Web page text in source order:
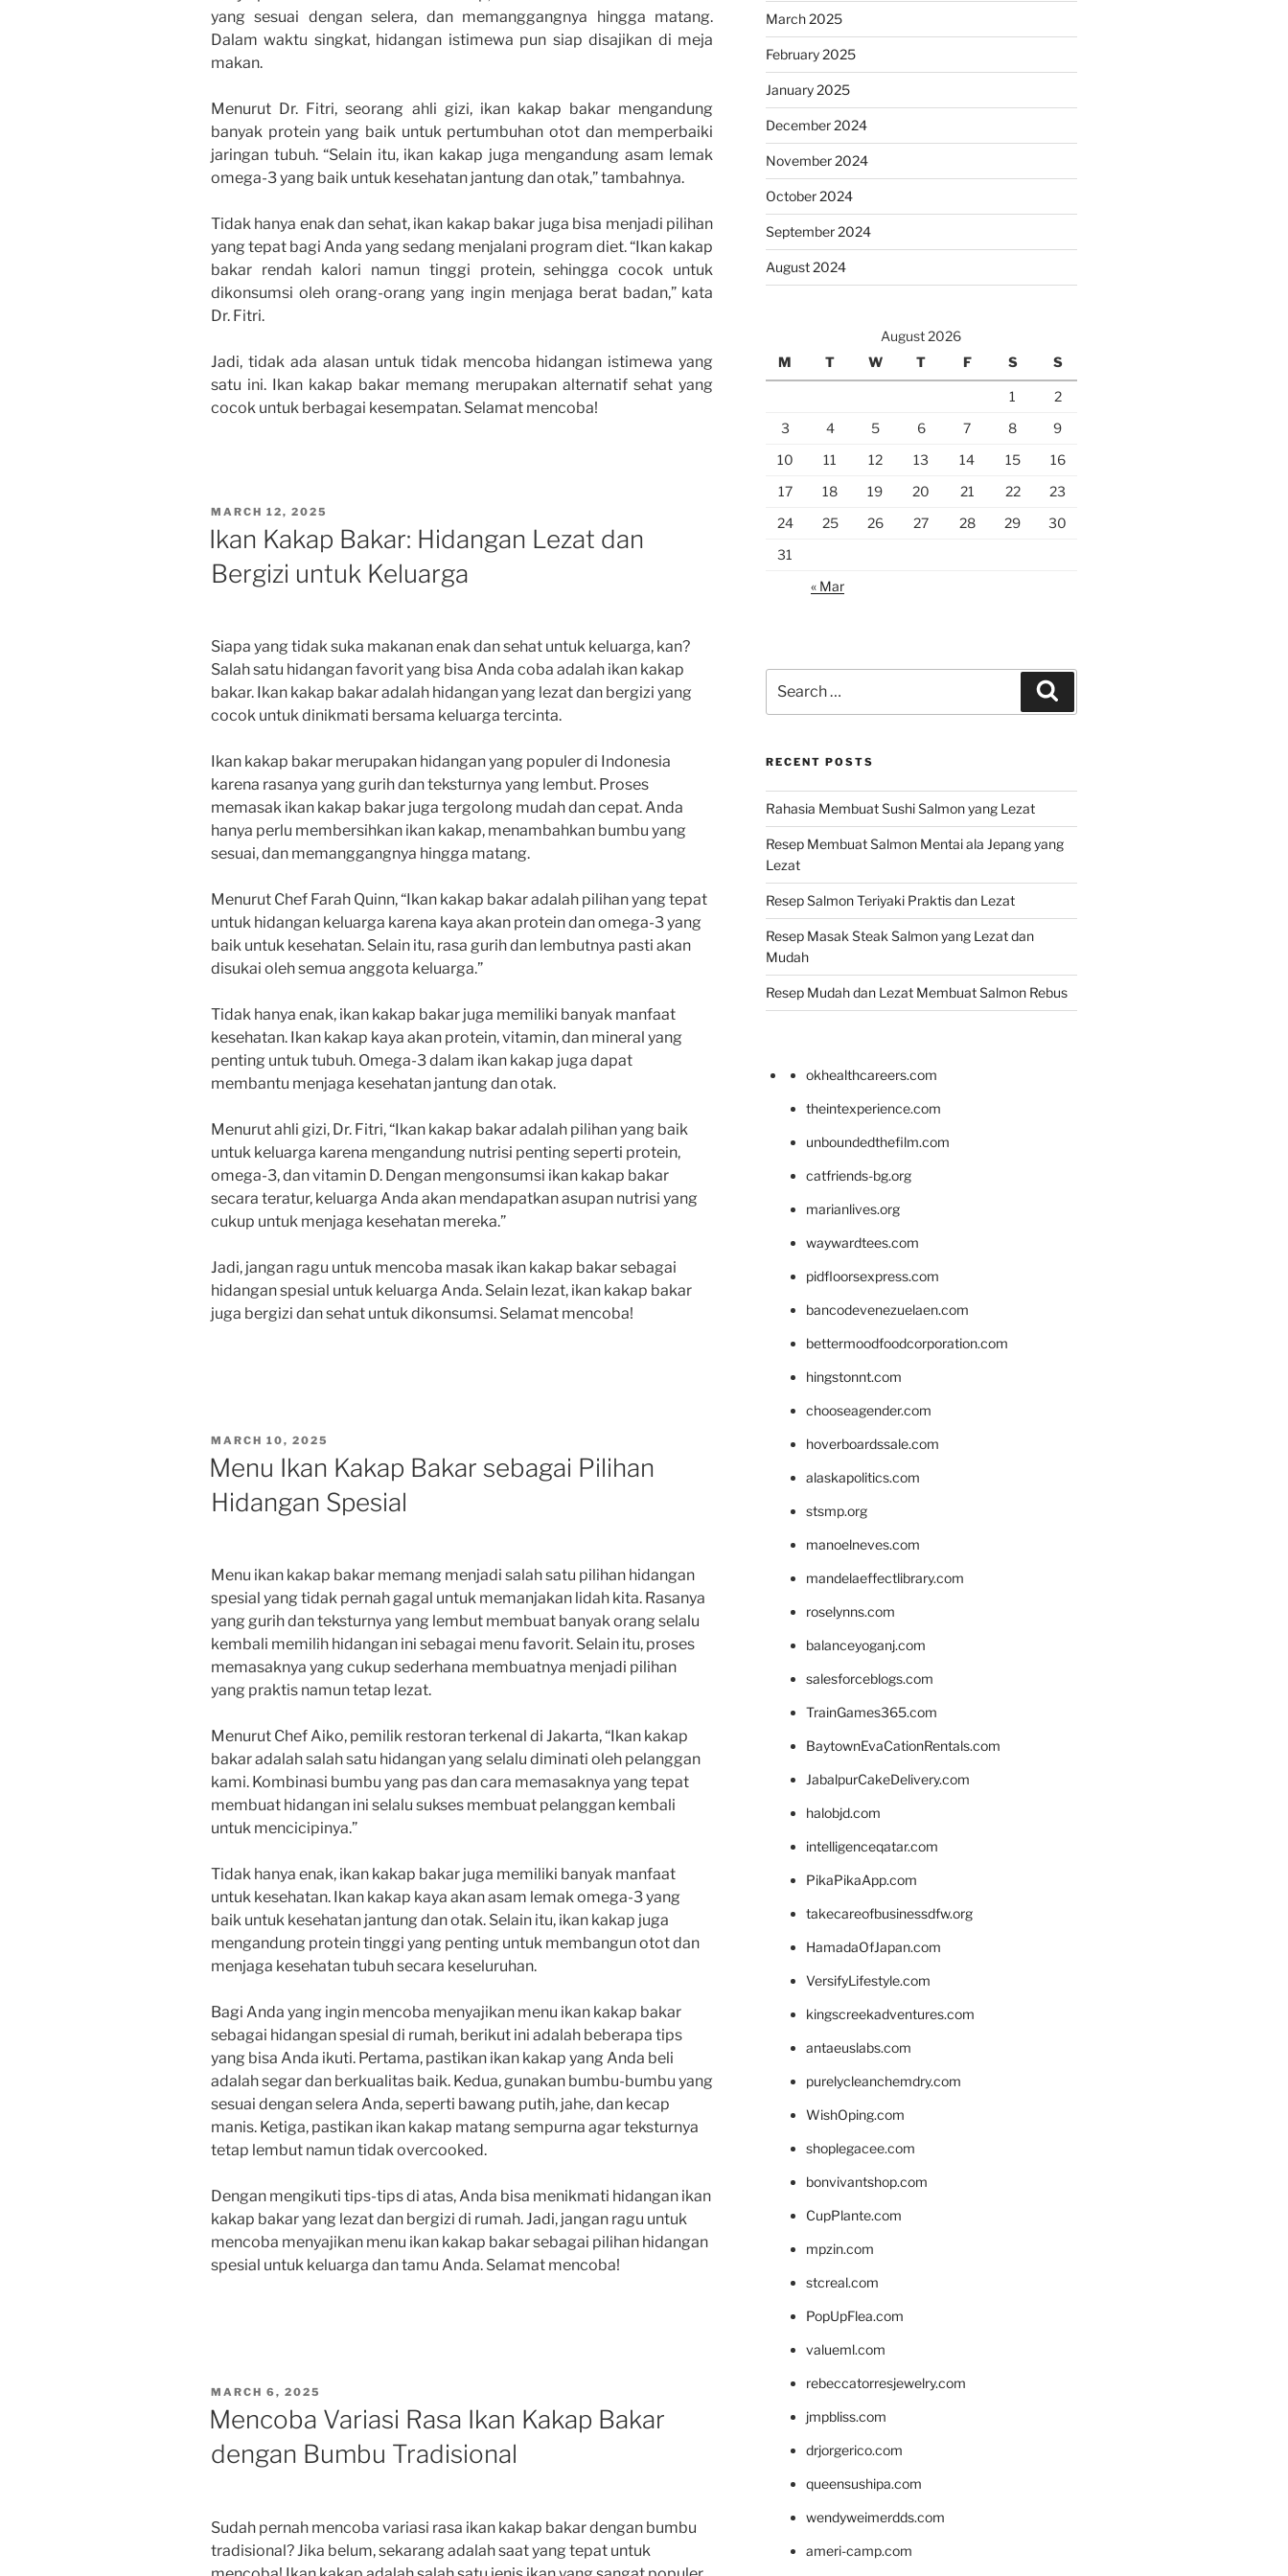
yang sesuai dengan selera, dan memanggangnya hingga matang.
Dalam waktu singkat, hidangan istimewa pun siap disajikan di meja
makan.
Menurut Dr. Fitri, seorang ahli gizi, ikan kakap bakar mengandung
banyak protein yang baik untuk pertumbuhan otot dan memperbaiki
jaringan tubuh. “Selain itu, ikan kakap juga mengandung asam lemak
omega-3 yang baik untuk kesehatan jantung dan otak,” tambahnya.
Tidak hanya enak dan sehat, ikan kakap bakar juga bisa menjadi pilihan
yang tepat bagi Anda yang sedang menjalani program diet. “Ikan kakap
bakar rendah kalori namun tinggi protein, sehingga cocok untuk
dikonsumsi oleh orang-orang yang ingin menjaga berat badan,” kata
Dr. Fitri.
Jadi, tidak ada alasan untuk tidak mencoba hidangan istimewa yang
satu ini. Ikan kakap bakar memang merupakan alternatif sehat yang
cocok untuk berbagai kesempatan. Selamat mencoba!
POSTED
MARCH 12, 2025
Ikan Kakap Bakar: Hidangan Lezat dan
Bergizi untuk Keluarga
Siapa yang tidak suka makanan enak dan sehat untuk keluarga, kan?
Salah satu hidangan favorit yang bisa Anda coba adalah ikan kakap
bakar. Ikan kakap bakar adalah hidangan yang lezat dan bergizi yang
cocok untuk dinikmati bersama keluarga tercinta.
Ikan kakap bakar merupakan hidangan yang populer di Indonesia
karena rasanya yang gurih dan teksturnya yang lembut. Proses
memasak ikan kakap bakar juga tergolong mudah dan cepat. Anda
hanya perlu membersihkan ikan kakap, menambahkan bumbu yang
sesuai, dan memanggangnya hingga matang.
Menurut Chef Farah Quinn, “Ikan kakap bakar adalah pilihan yang tepat
untuk hidangan keluarga karena kaya akan protein dan omega-3 yang
baik untuk kesehatan. Selain itu, rasa gurih dan lembutnya pasti akan
disukai oleh semua anggota keluarga.”
Tidak hanya enak, ikan kakap bakar juga memiliki banyak manfaat
kesehatan. Ikan kakap kaya akan protein, vitamin, dan mineral yang
penting untuk tubuh. Omega-3 dalam ikan kakap juga dapat
membantu menjaga kesehatan jantung dan otak.
Menurut ahli gizi, Dr. Fitri, “Ikan kakap bakar adalah pilihan yang baik
untuk keluarga karena mengandung nutrisi penting seperti protein,
omega-3, dan vitamin D. Dengan mengonsumsi ikan kakap bakar
secara teratur, keluarga Anda akan mendapatkan asupan nutrisi yang
cukup untuk menjaga kesehatan mereka.”
Jadi, jangan ragu untuk mencoba masak ikan kakap bakar sebagai
hidangan spesial untuk keluarga Anda. Selain lezat, ikan kakap bakar
juga bergizi dan sehat untuk dikonsumsi. Selamat mencoba!
POSTED
ON
MARCH 10, 2025
Menu Ikan Kakap Bakar sebagai Pilihan
Hidangan Spesial
Menu ikan kakap bakar memang menjadi salah satu pilihan hidangan
spesial yang tidak pernah gagal untuk memanjakan lidah kita. Rasanya
yang gurih dan teksturnya yang lembut membuat banyak orang selalu
kembali memilih hidangan ini sebagai menu favorit. Selain itu, proses
memasaknya yang cukup sederhana membuatnya menjadi pilihan
yang praktis namun tetap lezat.
Menurut Chef Aiko, pemilik restoran terkenal di Jakarta, “Ikan kakap
bakar adalah salah satu hidangan yang selalu diminati oleh pelanggan
kami. Kombinasi bumbu yang pas dan cara memasaknya yang tepat
membuat hidangan ini selalu sukses membuat pelanggan kembali
untuk mencicipinya.”
Tidak hanya enak, ikan kakap bakar juga memiliki banyak manfaat
untuk kesehatan. Ikan kakap kaya akan asam lemak omega-3 yang
baik untuk kesehatan jantung dan otak. Selain itu, ikan kakap juga
mengandung protein tinggi yang penting untuk membangun otot dan
menjaga kesehatan tubuh secara keseluruhan.
Bagi Anda yang ingin mencoba menyajikan menu ikan kakap bakar
sebagai hidangan spesial di rumah, berikut ini adalah beberapa tips
yang bisa Anda ikuti. Pertama, pastikan ikan kakap yang Anda beli
adalah segar dan berkualitas baik. Kedua, gunakan bumbu-bumbu yang
sesuai dengan selera Anda, seperti bawang putih, jahe, dan kecap
manis. Ketiga, pastikan ikan kakap matang sempurna agar teksturnya
tetap lembut namun tidak overcooked.
Dengan mengikuti tips-tips di atas, Anda bisa menikmati hidangan ikan
kakap bakar yang lezat dan bergizi di rumah. Jadi, jangan ragu untuk
mencoba menyajikan menu ikan kakap bakar sebagai pilihan hidangan
spesial untuk keluarga dan tamu Anda. Selamat mencoba!
POSTED
ON
MARCH 6, 2025
Mencoba Variasi Rasa Ikan Kakap Bakar
dengan Bumbu Tradisional
Sudah pernah mencoba variasi rasa ikan kakap bakar dengan bumbu
tradisional? Jika belum, sekarang adalah saat yang tepat untuk
March 2025
February 2025
January 2025
December 2024
November 2024
October 2024
September 2024
August 2024
August 2026
M
T W T F S S
1
2
3
4 5 6 7 8
9
10
11 12 13 14 15
16
17
18 19 20 21 22
23
24
25 26 27 28 29
30
31
« Mar
for:
RECENT POSTS
Rahasia Membuat Sushi Salmon yang Lezat
Resep Membuat Salmon Mentai ala Jepang yang
Lezat
Resep Salmon Teriyaki Praktis dan Lezat
Resep Masak Steak Salmon yang Lezat dan
Mudah
Resep Mudah dan Lezat Membuat Salmon Rebus
okhealthcareers.com
theintexperience.com
unboundedthefilm.com
catfriends-bg.org
marianlives.org
waywardtees.com
pidfloorsexpress.com
bancodevenezuelaen.com
bettermoodfoodcorporation.com
hingstonnt.com
chooseagender.com
hoverboardssale.com
alaskapolitics.com
stsmp.org
manoelneves.com
mandelaeffectlibrary.com
roselynns.com
balanceyoganj.com
salesforceblogs.com
TrainGames365.com
BaytownEvaCationRentals.com
JabalpurCakeDelivery.com
halobjd.com
intelligenceqatar.com
PikaPikaApp.com
takecareofbusinessdfw.org
HamadaOfJapan.com
VersifyLifestyle.com
kingscreekadventures.com
antaeuslabs.com
purelycleanchemdry.com
WishOping.com
shoplegacee.com
bonvivantshop.com
CupPlante.com
mpzin.com
stcreal.com
PopUpFlea.com
valueml.com
rebeccatorresjewelry.com
jmpbliss.com
drjorgerico.com
queensushipa.com
wendyweimerdds.com
ameri-camp.com